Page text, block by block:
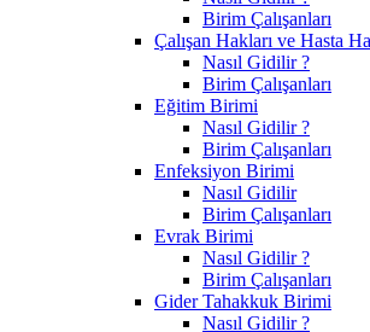
Birim Çalışanları
Çalışan Hakları ve Hasta
Nasıl Gidilir ?
Birim Çalışanları
Eğitim Birimi
Nasıl Gidilir ?
Birim Çalışanları
Enfeksiyon Birimi
Nasıl Gidilir
Birim Çalışanları
Evrak Birimi
Nasıl Gidilir ?
Birim Çalışanları
Gider Tahakkuk Birimi
Nasıl Gidilir ?